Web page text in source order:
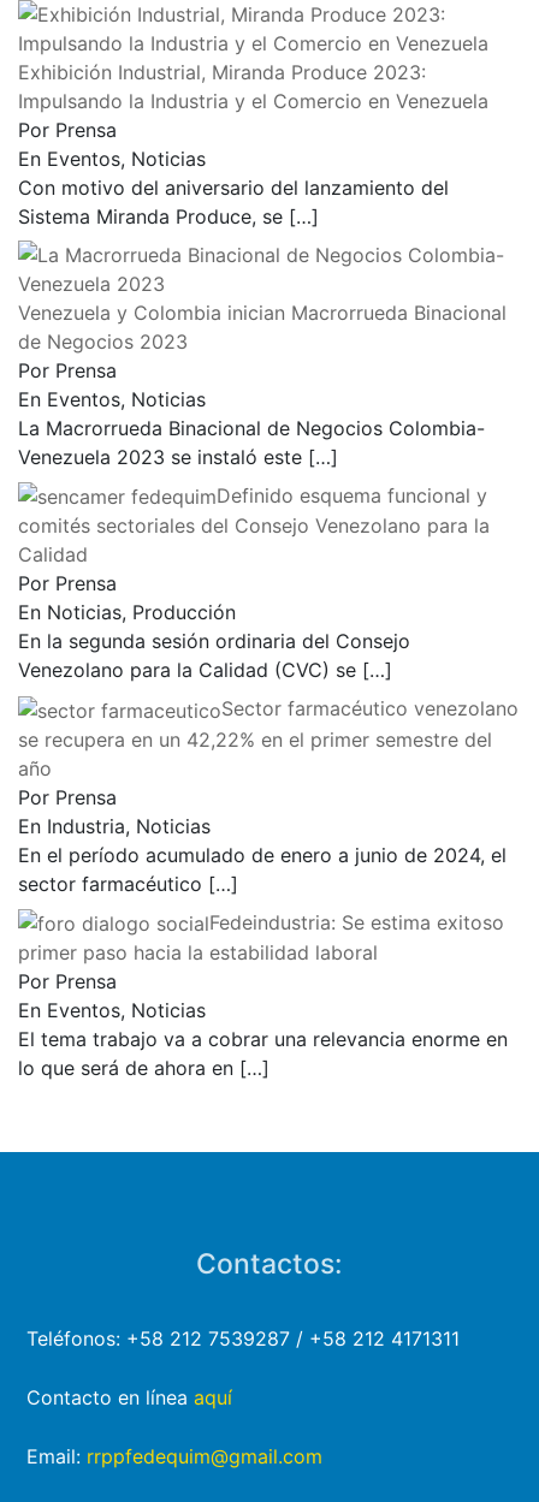
Exhibición Industrial, Miranda Produce 2023:
Impulsando la Industria y el Comercio en Venezuela
Por Prensa
En Eventos, Noticias
Con motivo del aniversario del lanzamiento del
Sistema Miranda Produce, se […]
Venezuela y Colombia inician Macrorrueda Binacional
de Negocios 2023
Por Prensa
En Eventos, Noticias
La Macrorrueda Binacional de Negocios Colombia-
Venezuela 2023 se instaló este […]
Definido esquema funcional y
comités sectoriales del Consejo Venezolano para la
Calidad
Por Prensa
En Noticias, Producción
En la segunda sesión ordinaria del Consejo
Venezolano para la Calidad (CVC) se […]
Sector farmacéutico venezolano
se recupera en un 42,22% en el primer semestre del
año
Por Prensa
En Industria, Noticias
En el período acumulado de enero a junio de 2024, el
sector farmacéutico […]
Fedeindustria: Se estima exitoso
primer paso hacia la estabilidad laboral
Por Prensa
En Eventos, Noticias
El tema trabajo va a cobrar una relevancia enorme en
lo que será de ahora en […]
Contactos:
Teléfonos: +58 212 7539287 / +58 212 4171311
Contacto en líneaaquí
Email: rrppfedequim@gmail.com